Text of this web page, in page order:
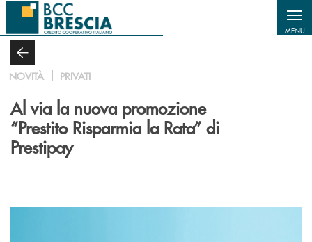
Salta al contenuto principale
MENU
NOVITÀ PRIVATI
Al via la nuova promozione
“Prestito Risparmia la Rata” di
Prestipay